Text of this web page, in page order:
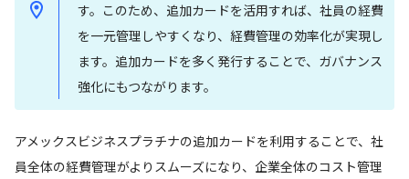
す。このため、追加カードを活用すれば、社員の経費
を一元管理しやすくなり、経費管理の効率化が実現し
ます。追加カードを多く発行することで、ガバナンス
強化にもつながります。
アメックスビジネスプラチナの追加カードを利用することで、社
員全体の経費管理がよりスムーズになり、企業全体のコスト管理